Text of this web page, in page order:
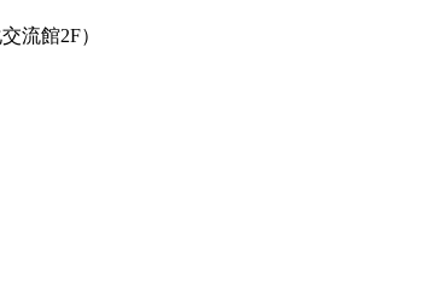
流館2F）